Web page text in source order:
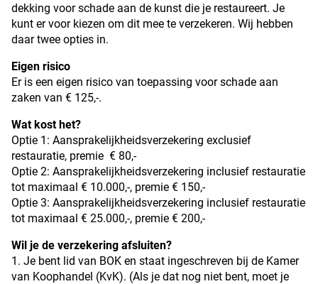
dekking voor schade aan de kunst die je restaureert. Je
kunt er voor kiezen om dit mee te verzekeren. Wij hebben
daar twee opties in.
Eigen risico
Er is een eigen risico van toepassing voor schade aan
zaken van € 125,-.
Wat kost het?
Optie 1: Aansprakelijkheidsverzekering exclusief
restauratie, premie € 80,-
Optie 2: Aansprakelijkheidsverzekering inclusief restauratie
tot maximaal € 10.000,-, premie € 150,-
Optie 3: Aansprakelijkheidsverzekering inclusief restauratie
tot maximaal € 25.000,-, premie € 200,-
Wil je de verzekering afsluiten?
1. Je bent lid van BOK en staat ingeschreven bij de Kamer
van Koophandel (KvK). (Als je dat nog niet bent, moet je